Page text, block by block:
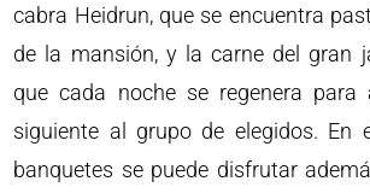
cabra Heidrun, que se encuentra
de la mansión, y la carne del gran
que cada noche se regenera para
siguiente al grupo de elegidos. En
banquetes se puede disfrutar